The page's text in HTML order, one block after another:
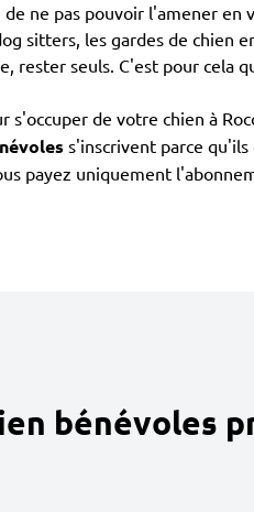
ne pas pouvoir l'amener
sitters, les gardes de chien
rester seuls. C'est pour cela
s'occuper de votre chien à
s'inscrivent parce
payez uniquement
bénévoles